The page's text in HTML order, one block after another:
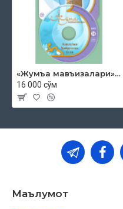
«Жумъа мавъизалари» 31-диск (CD МР3)
16 000 сўм
Маълумот